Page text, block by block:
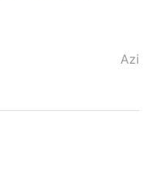
Azi